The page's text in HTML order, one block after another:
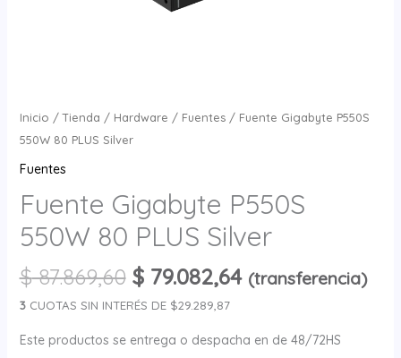
Inicio /Tienda / Hardware / Fuentes/ Fuente Gigabyte P550S
550W 80 PLUS Silver
Fuentes
Fuente Gigabyte P550S
550W 80 PLUS Silver
$87.869,60 $79.082,64 (transferencia)
3CUOTAS SIN INTERÉS DE $29.289,87
Este productos se entrega o despacha en de 48/72HS